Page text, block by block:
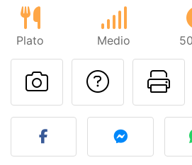
Plato Medio
Publicar la